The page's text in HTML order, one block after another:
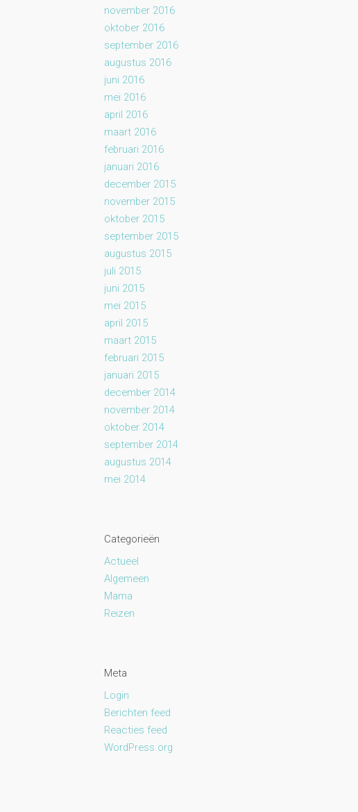
november 2016
oktober 2016
september 2016
augustus 2016
juni 2016
mei 2016
april 2016
maart 2016
februari 2016
januari 2016
december 2015
november 2015
oktober 2015
september 2015
augustus 2015
juli 2015
juni 2015
mei 2015
april 2015
maart 2015
februari 2015
januari 2015
december 2014
november 2014
oktober 2014
september 2014
augustus 2014
mei 2014
Categorieën
Actueel
Algemeen
Mama
Reizen
Meta
Login
Berichten feed
Reacties feed
WordPress.org